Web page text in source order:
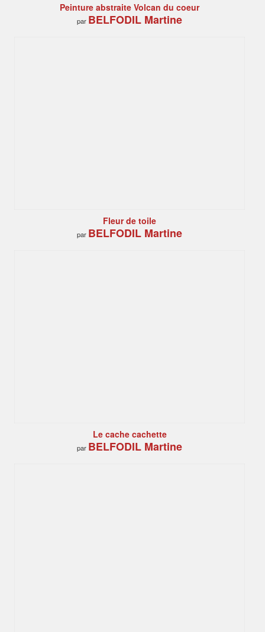
Peinture abstraite Volcan du coeur
par BELFODIL Martine
Fleur de toile
par BELFODIL Martine
Le cache cachette
par BELFODIL Martine